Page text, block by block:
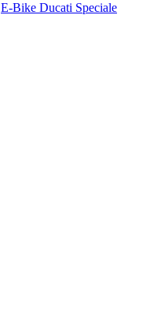
E-Bike Ducati Speciale